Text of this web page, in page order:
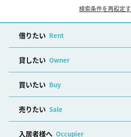
検索条件を再設定
借りたい Rent
貸したい Owner
買いたい Buy
売りたい Sale
入居者様へ Occupier